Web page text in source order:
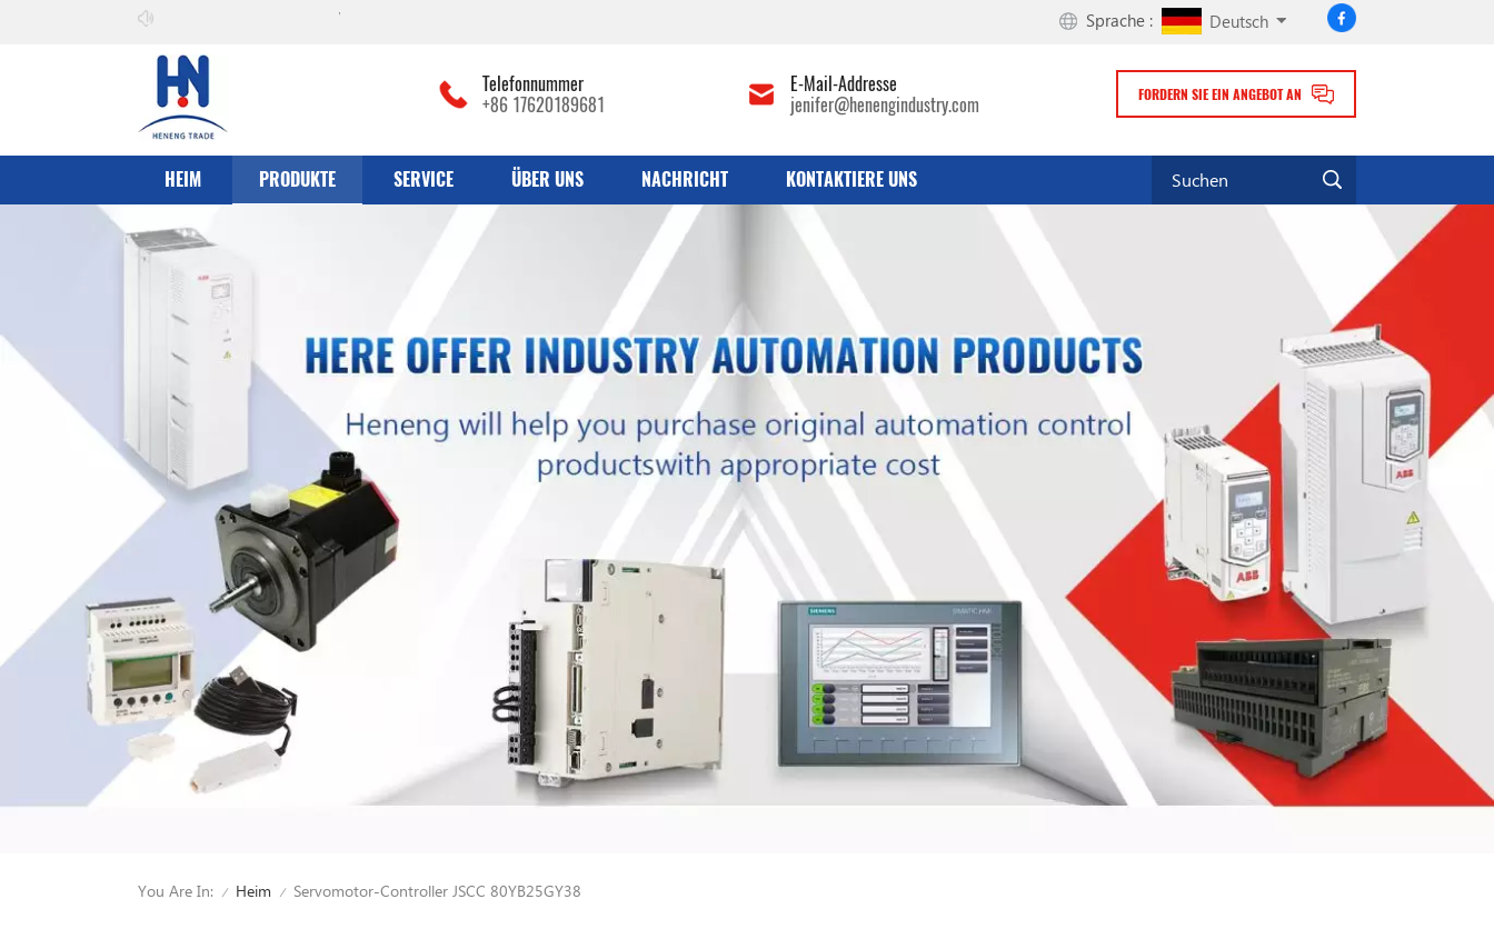
Willkommen zu Sprache : Deutsch
FORDERN SIE EIN ANGEBOT AN
Telefonnummer
+86 17620189681
E-Mail-Addresse
jenifer@henengindustry.com
HEIM PRODUKTE SERVICE ÜBER UNS NACHRICHT KONTAKTIERE UNS
You Are In: / Heim / Servomotor-Controller JSCC 80YB25GY38